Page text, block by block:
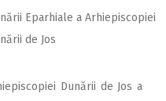
Eparhiale a Arhiepiscopiei
de Jos
Dunării de Jos a